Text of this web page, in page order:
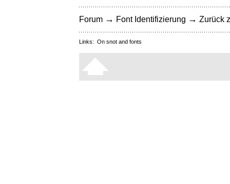
Forum → Font Identifizierung → Zurück
Links: On snot and fonts